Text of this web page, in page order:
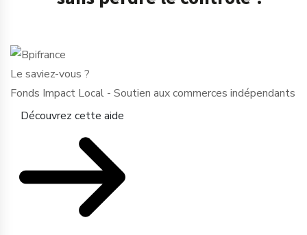
Le saviez-vous ?
Fonds Impact Local - Soutien aux commerces indépendants
Découvrez cette aide